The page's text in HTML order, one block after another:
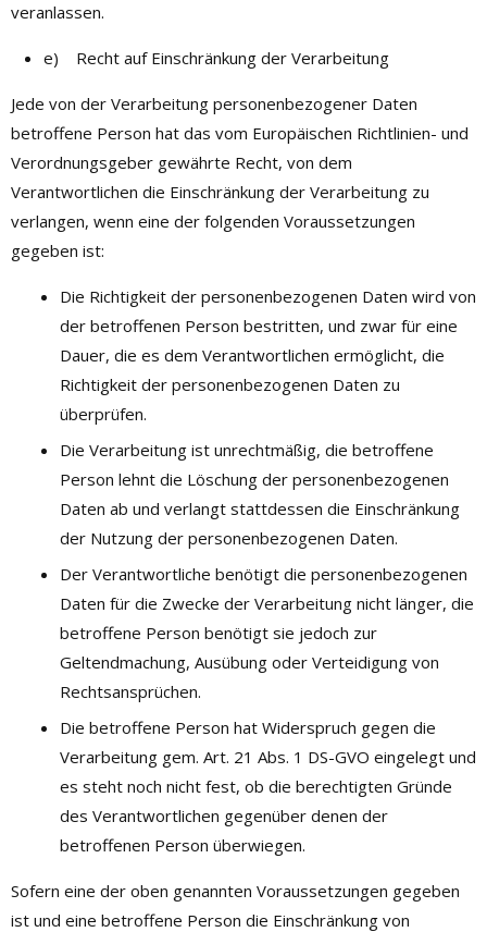
veranlassen.
e) Recht auf Einschränkung der Verarbeitung
Jede von der Verarbeitung personenbezogener Daten
betroffene Person hat das vom Europäischen Richtlinien- und
Verordnungsgeber gewährte Recht, von dem
Verantwortlichen die Einschränkung der Verarbeitung zu
verlangen, wenn eine der folgenden Voraussetzungen
gegeben ist:
Die Richtigkeit der personenbezogenen Daten wird von
der betroffenen Person bestritten, und zwar für eine
Dauer, die es dem Verantwortlichen ermöglicht, die
Richtigkeit der personenbezogenen Daten zu
überprüfen.
Die Verarbeitung ist unrechtmäßig, die betroffene
Person lehnt die Löschung der personenbezogenen
Daten ab und verlangt stattdessen die Einschränkung
der Nutzung der personenbezogenen Daten.
Der Verantwortliche benötigt die personenbezogenen
Daten für die Zwecke der Verarbeitung nicht länger, die
betroffene Person benötigt sie jedoch zur
Geltendmachung, Ausübung oder Verteidigung von
Rechtsansprüchen.
Die betroffene Person hat Widerspruch gegen die
Verarbeitung gem. Art. 21 Abs. 1 DS-GVO eingelegt und
es steht noch nicht fest, ob die berechtigten Gründe
des Verantwortlichen gegenüber denen der
betroffenen Person überwiegen.
Sofern eine der oben genannten Voraussetzungen gegeben
ist und eine betroffene Person die Einschränkung von